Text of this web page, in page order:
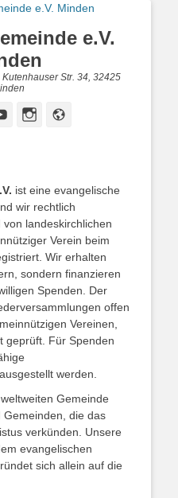
e.V.
Str. 34, 32425
YouTubeInstagram
ist eine evangelische
wir rechtlich
landeskirchlichen
Verein beim
Wir erhalten
sondern finanzieren
Spenden. Der
offen
Vereinen,
geprüft. Für Spenden
werden.
Gemeinde
die das
verkünden. Unsere
evangelischen
sich allein auf die